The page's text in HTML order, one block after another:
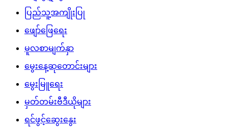
ပြည်သူ့အကျိုးပြု
ဖျော်ဖြေရေး
မူလစာမျက်နှာ
မွေးနေ့ဆုတောင်းများ
မွေးမြူရေး
မှတ်တမ်းဗီဒီယိုများ
ရင်ဖွင့်ဆွေးနွေး